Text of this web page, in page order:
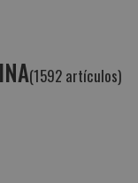
(1592 artículos)